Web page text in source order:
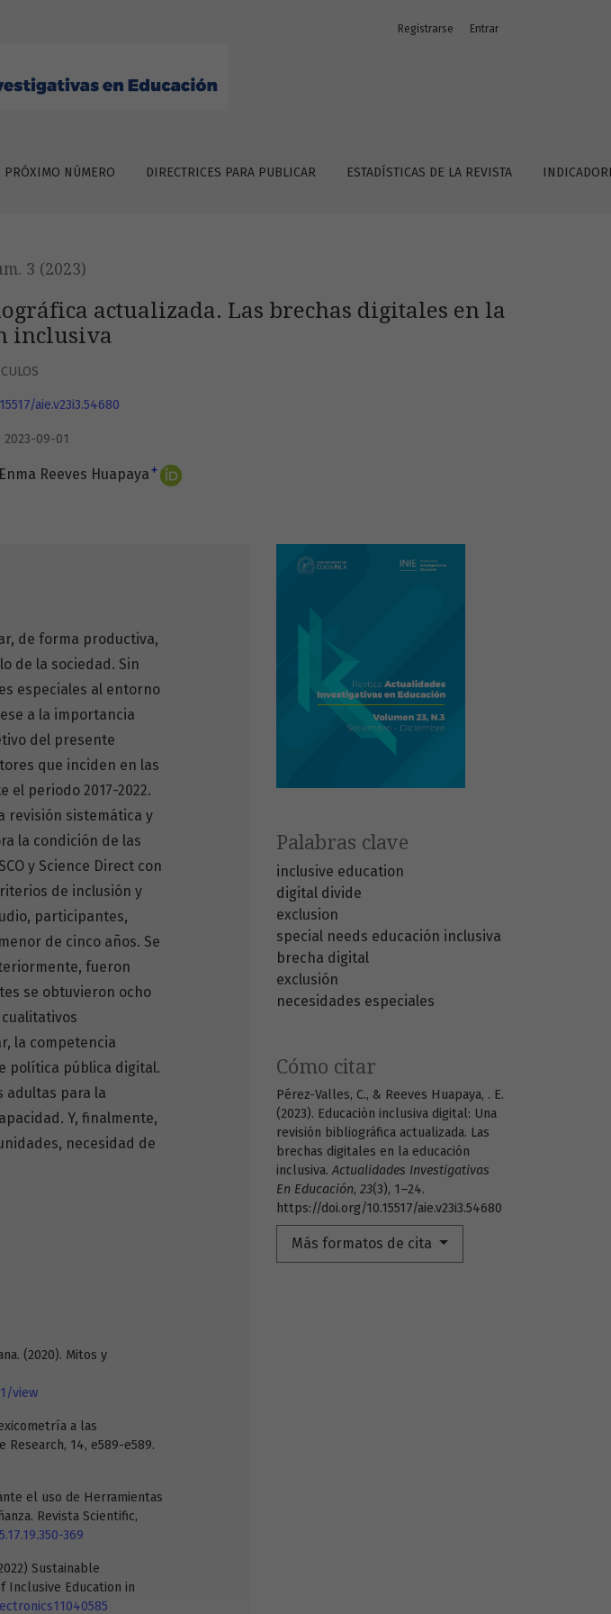
digitales en la educación inclusiva
PRÓXIMO NÚMERO DIRECTRICES PARA PUBLICAR ESTADÍSTICAS DE LA REVISTA
Registrarse Entrar
3 (2023)
actualizada. Las brechas digitales en la
inclusiva
aie.v23i3.54680
09-01
Enma Reeves Huapaya +
Palabras clave
inclusive education
digital divide
exclusion
special needs educación inclusiva
brecha digital
exclusión
necesidades especiales
Cómo citar
Pérez-Valles, C., & Reeves Huapaya, . E.
(2023). Educación inclusiva digital: Una
revisión bibliográfica actualizada. Las
brechas digitales en la educación
inclusiva. Actualidades Investigativas
En Educación, 23(3), 1–24.
https://doi.org/10.15517/aie.v23i3.54680
Más formatos de cita
de forma productiva,
de la sociedad. Sin
especiales al entorno
a la importancia
del presente
que inciden en las
periodo 2017-2022.
revisión sistemática y
la condición de las
y Science Direct con
de inclusión y
participantes,
de cinco años. Se
fueron
se obtuvieron ocho
la competencia
política pública digital.
adultas para la
Y, finalmente,
necesidad de
(2020). Mitos y
view
a las
14, e589-e589.
el uso de Herramientas
Revista Scientific,
369
Sustainable
Inclusive Education in